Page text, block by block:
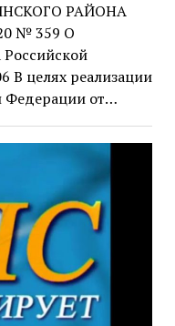
РАЙОНА
№ 359 О
Российской
В целях реализации
Федерации от…